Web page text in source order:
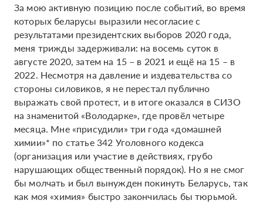
За мою активную позицию после событий, во время
которых беларусы выразили несогласие с
результатами президентских выборов 2020 года,
меня трижды задерживали: на восемь суток в
августе 2020, затем на 15 – в 2021 и ещё на 15 – в
2022. Несмотря на давление и издевательства со
стороны силовиков, я не перестал публично
выражать свой протест, и в итоге оказался в СИЗО
на знаменитой «Володарке», где провёл четыре
месяца. Мне «присудили» три года «домашней
химии»* по статье 342 Уголовного кодекса
(организация или участие в действиях, грубо
нарушающих общественный порядок). Но я не смог
бы молчать и был вынужден покинуть Беларусь, так
как моя «химия» быстро закончилась бы тюрьмой.